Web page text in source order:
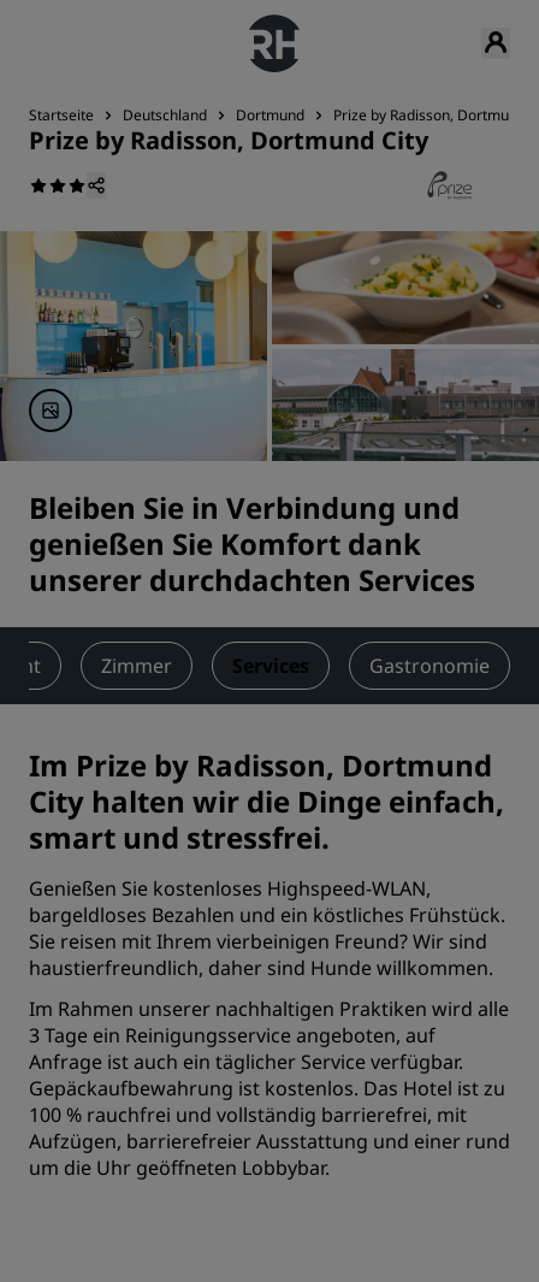
Startseite Deutschland Dortmund Prize by Radisson, Dortmund
Prize by Radisson, Dortmund City
Bleiben Sie in Verbindung und
genießen Sie Komfort dank
unserer durchdachten Services
Zimmer Services Gastronomie
Im Prize by Radisson, Dortmund
City halten wir die Dinge einfach,
smart und stressfrei.
Genießen Sie kostenloses Highspeed-WLAN,
bargeldloses Bezahlen und ein köstliches Frühstück.
Sie reisen mit Ihrem vierbeinigen Freund? Wir sind
haustierfreundlich, daher sind Hunde willkommen.
Im Rahmen unserer nachhaltigen Praktiken wird alle
3 Tage ein Reinigungsservice angeboten, auf
Anfrage ist auch ein täglicher Service verfügbar.
Gepäckaufbewahrung ist kostenlos. Das Hotel ist zu
100 % rauchfrei und vollständig barrierefrei, mit
Aufzügen, barrierefreier Ausstattung und einer rund
um die Uhr geöffneten Lobbybar.